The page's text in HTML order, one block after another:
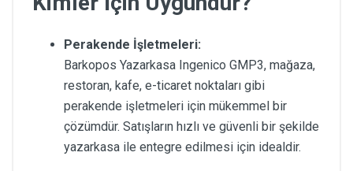
Perakende İşletmeleri:
Barkopos Yazarkasa Ingenico GMP3, mağaza,
restoran, kafe, e-ticaret noktaları gibi
perakende işletmeleri için mükemmel bir
çözümdür. Satışların hızlı ve güvenli bir şekilde
yazarkasa ile entegre edilmesi için idealdir.